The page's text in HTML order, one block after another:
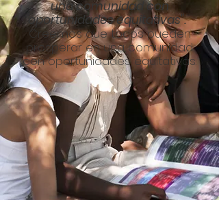
una comunidad con
oportunidades equitativas".
Creemos que todos pueden
prosperar en una comunidad
con oportunidades equitativas.